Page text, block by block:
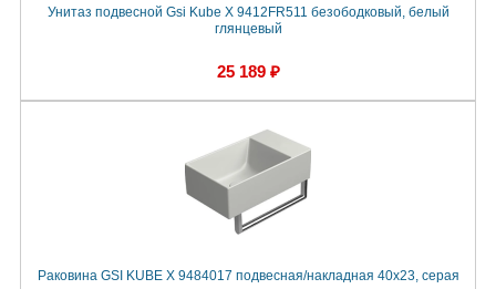
Унитаз подвесной Gsi Kube X 9412FR511 безободковый, белый
глянцевый
25 189 ₽
Раковина GSI KUBE X 9484017 подвесная/накладная 40x23, серая